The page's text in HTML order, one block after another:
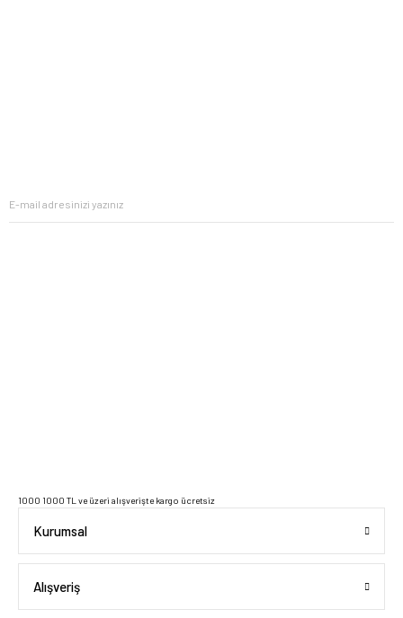
1000 1000 TL ve üzeri alışverişte kargo ücretsiz
Kurumsal
Alışveriş